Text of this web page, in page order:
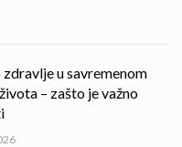
u savremenom
– zašto je važno